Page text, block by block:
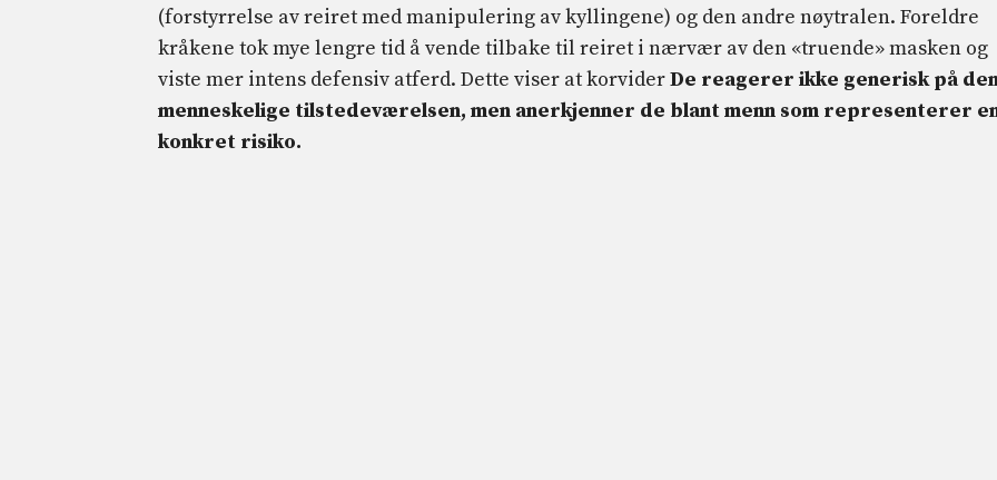
(forstyrrelse av reiret med manipulering av kyllingene) og den andre nøytralen. Foreldre
kråkene tok mye lengre tid å vende tilbake til reiret i nærvær av den «truende» masken og
viste mer intens defensiv atferd. Dette viser at korviderDe reagerer ikke generisk på
menneskelige tilstedeværelsen, men anerkjenner de blant menn som representerer
konkret risiko.